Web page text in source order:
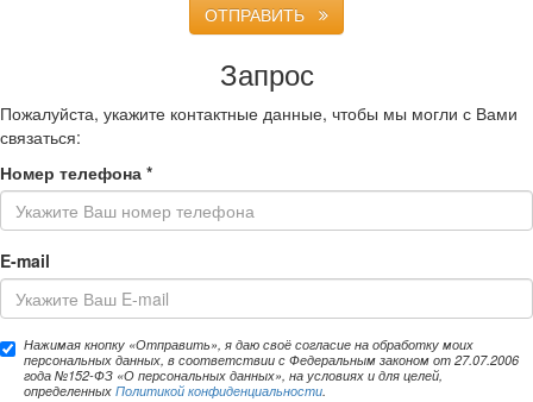
ОТПРАВИТЬ
Запрос
Пожалуйста, укажите контактные данные, чтобы мы могли с Вами
связаться:
Номер телефона *
E-mail
Нажимая кнопку «Отправить», я даю своё согласие на обработку моих
персональных данных, в соответствии с Федеральным законом от 27.07.2006
года №152-ФЗ «О персональных данных», на условиях и для целей,
определенных Политикой конфиденциальности